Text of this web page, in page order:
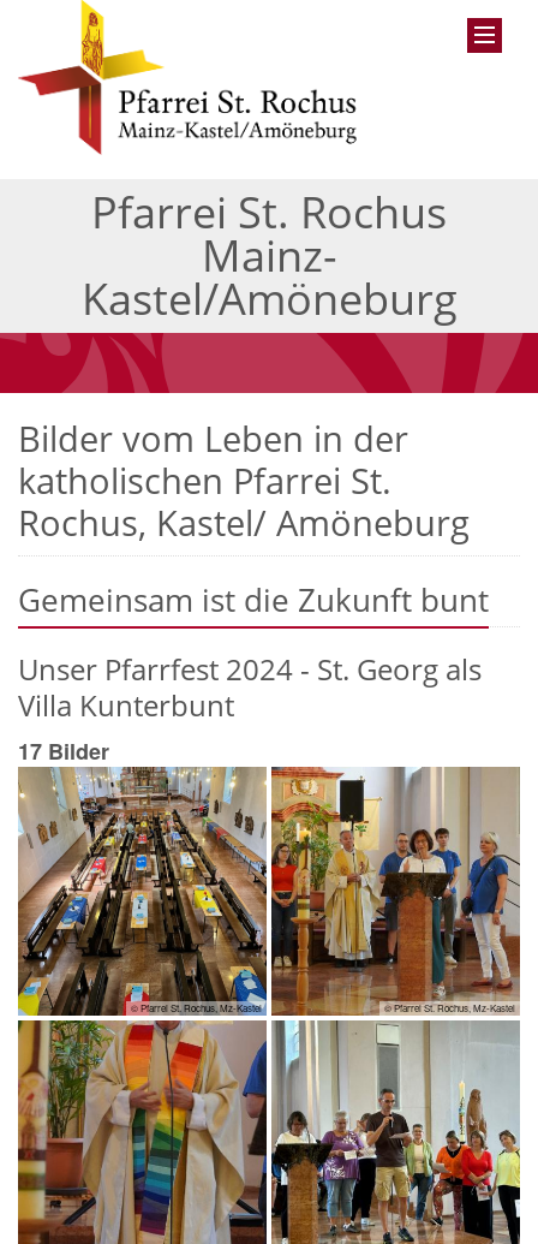
Pfarrei St. Rochus
Mainz-
Kastel/Amöneburg
Bilder vom Leben in der
katholischen Pfarrei St.
Rochus, Kastel/ Amöneburg
Gemeinsam ist die Zukunft bunt
Unser Pfarrfest 2024 - St. Georg als
Villa Kunterbunt
17 Bilder
© Pfarrei St. Rochus, Mz-Kastel © Pfarrei St. Rochus, Mz-Kastel